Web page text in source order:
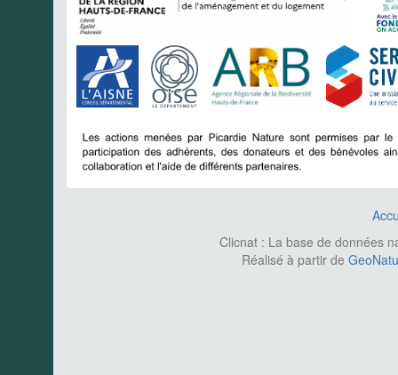
Clicnat : La base de données
Réalisé à partir de